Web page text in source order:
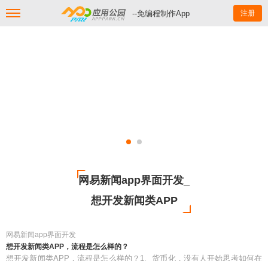
--免编程制作App 注册
网易新闻app界面开发_
想开发新闻类APP
网易新闻app界面开发
想开发新闻类APP，流程是怎么样的？
想开发新闻类APP，流程是怎么样的？1、货币化，没有人开始思考如何在